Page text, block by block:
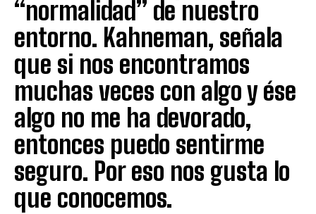
“normalidad” de nuestro
entorno. Kahneman, señala
que si nos encontramos
muchas veces con algo y ése
algo no me ha devorado,
entonces puedo sentirme
seguro. Por eso nos gusta lo
que conocemos.